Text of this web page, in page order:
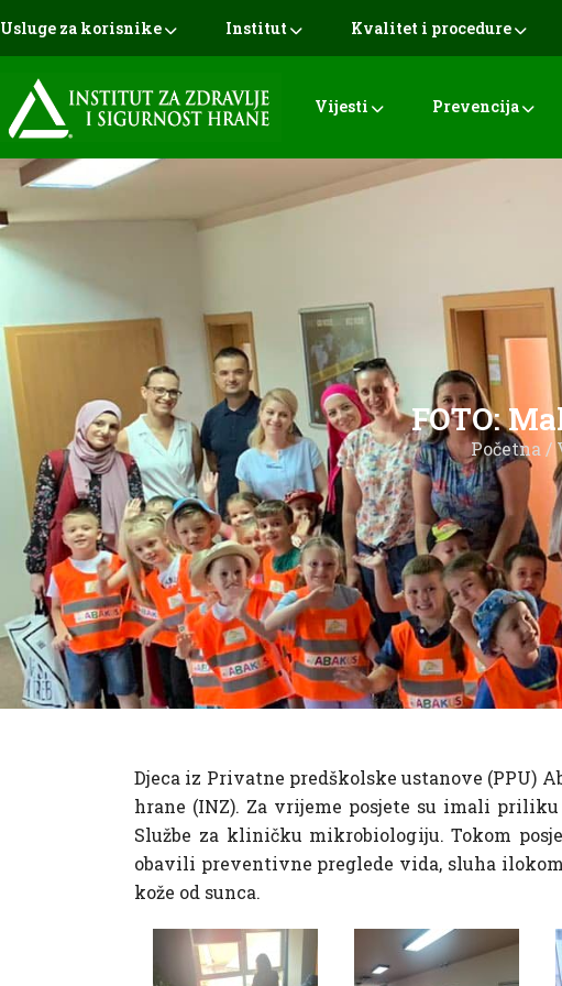
Usluge za korisnike Institut Kvalitet i procedure
Vijesti Prevencija
FOTO:
Početna/
Djeca iz Privatne predškolske ustanove (PPU)
hrane (INZ). Za vrijeme posjete su imali
Službe za kliničku mikrobiologiju. Tokom
obavili preventivne preglede vida, sluha
kože od sunca.